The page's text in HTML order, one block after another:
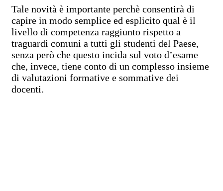
Tale novità è importante perchè consentirà di
capire in modo semplice ed esplicito qual è il
livello di competenza raggiunto rispetto a
traguardi comuni a tutti gli studenti del Paese,
senza però che questo incida sul voto d’esame
che, invece, tiene conto di un complesso insieme
di valutazioni formative e sommative dei
docenti.